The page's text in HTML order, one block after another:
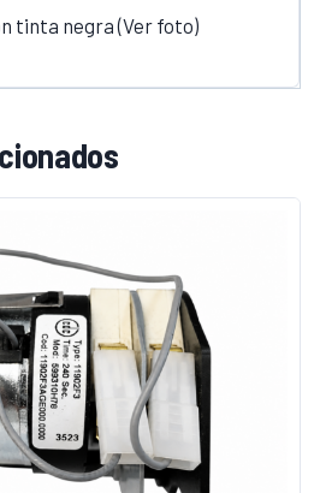
tinta negra (Ver foto)